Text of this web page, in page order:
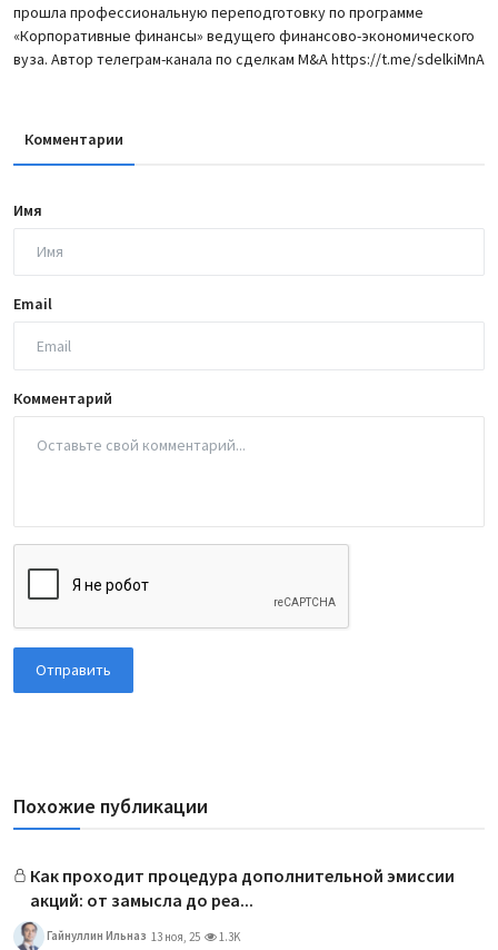
прошла профессиональную переподготовку по программе
«Корпоративные финансы» ведущего финансово-экономического
вуза. Автор телеграм-канала по сделкам M&A https://t.me/sdelkiMnA
Комментарии
Имя
Email
Комментарий
Отправить
Похожие публикации
Как проходит процедура дополнительной эмиссии
акций: от замысла до реа...
Гайнуллин Ильназ 13 ноя, 25 1.3K